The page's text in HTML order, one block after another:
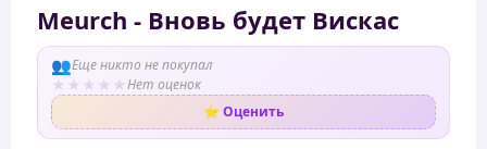
Meurch - Вновь будет Вискас
👥Еще никто не покупал
★ ★ ★ ★ ★Нет оценок
⭐ Оценить